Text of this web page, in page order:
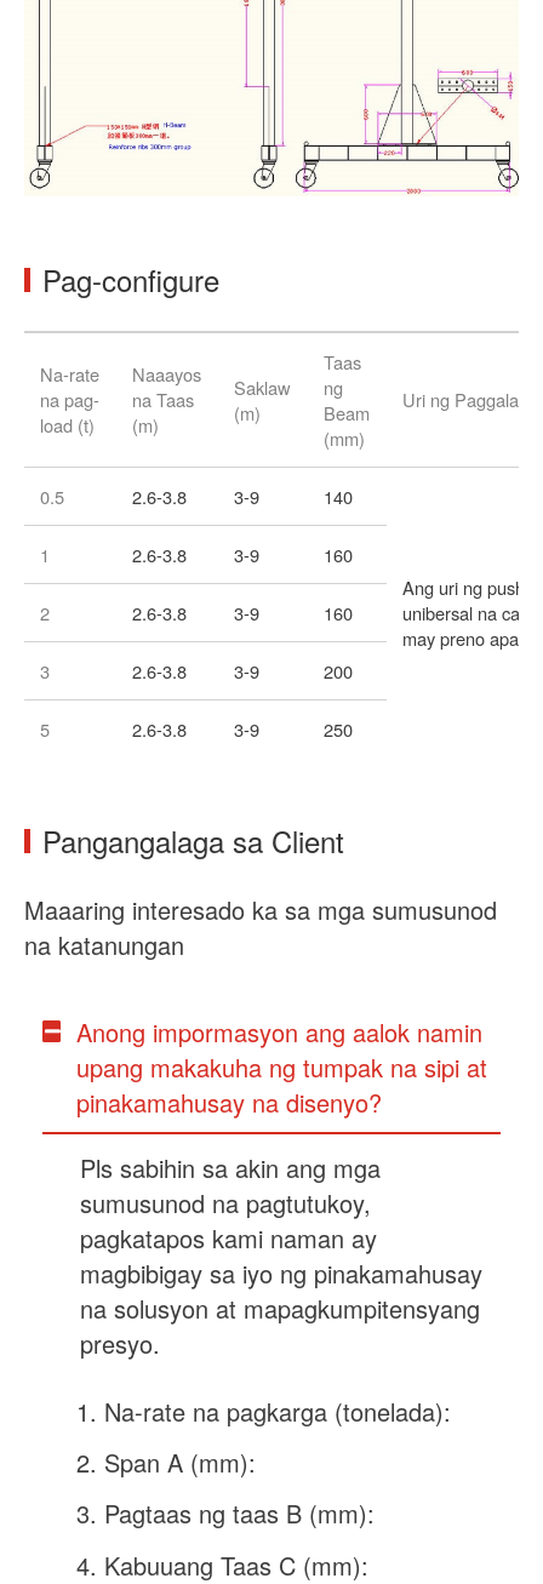
Pag-configure
Na-rate
na pag-
load (t)
Naaayos
na Taas
(m)
Saklaw
(m)
Taas
ng
Beam
(mm)
Uri ng Paggalaw
0.5 2.6-3.8 3-9 140
Ang uri ng push
unibersal na
may preno
1 2.6-3.8 3-9 160
2 2.6-3.8 3-9 160
3 2.6-3.8 3-9 200
5 2.6-3.8 3-9 250
Pangangalaga sa Client
Maaaring interesado ka sa mga sumusunod
na katanungan
Anong impormasyon ang aalok namin
upang makakuha ng tumpak na sipi at
pinakamahusay na disenyo?
Pls sabihin sa akin ang mga
sumusunod na pagtutukoy,
pagkatapos kami naman ay
magbibigay sa iyo ng pinakamahusay
na solusyon at mapagkumpitensyang
presyo.
Na-rate na pagkarga (tonelada):
Span A (mm):
Pagtaas ng taas B (mm):
Kabuuang Taas C (mm):